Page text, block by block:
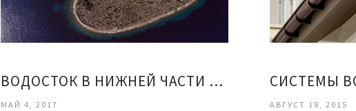
ВОДОСТОК В НИЖНЕЙ ЧАСТИ ТРЮМА 5 БУКВ
МАЙ 4, 2017
СИСТЕМЫ
АВГУСТ 18, 2015